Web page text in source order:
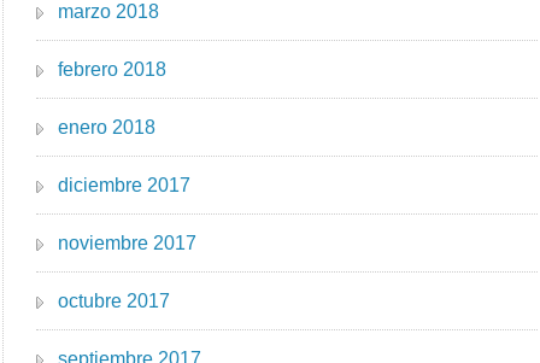
marzo 2018
febrero 2018
enero 2018
diciembre 2017
noviembre 2017
octubre 2017
septiembre 2017